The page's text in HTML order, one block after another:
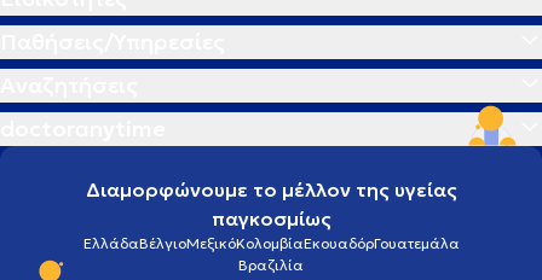
Διαμορφώνουμε το μέλλον της υγείας
παγκοσμίως
ΕλλάδαΒέλγιοΜεξικόΚολομβίαΕκουαδόρΓουατεμάλα
Βραζιλία